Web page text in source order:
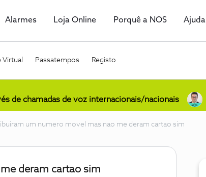
Alarmes Loja Online Porquê a NOS Ajuda
Virtual Passatempos Registo
de chamadas de voz internacionais/nacionais
um numero movel mas nao me deram cartao sim
deram cartao sim